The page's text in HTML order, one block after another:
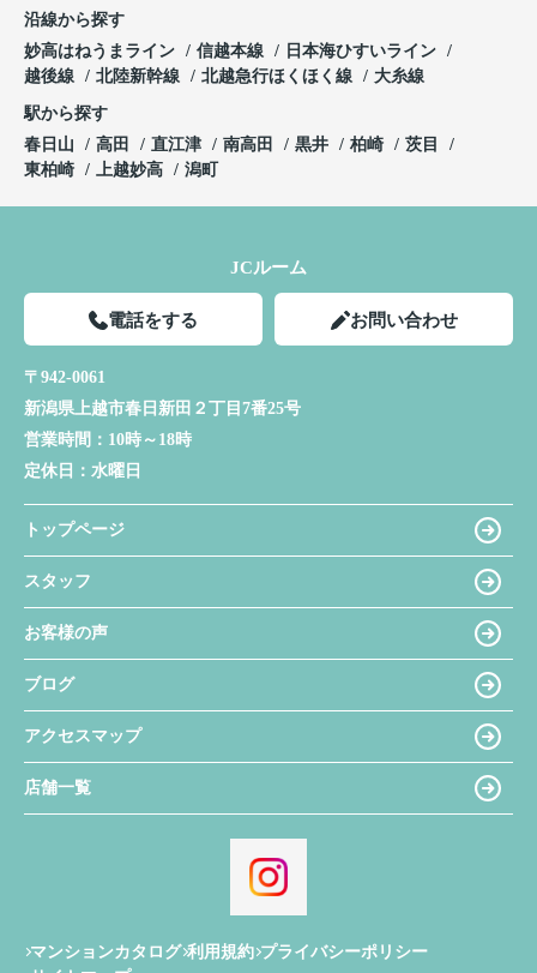
沿線から探す
妙高はねうまライン
信越本線
日本海ひすいライン
越後線
北陸新幹線 北越急行ほくほく線 大糸線
駅から探す
春日山
高田 直江津 南高田 黒井 柏崎
茨目
東柏崎
上越妙高 潟町
JCルーム
電話をする お問い合わせ
〒942-0061
新潟県上越市春日新田２丁目7番25号
営業時間： 10時～18時
定休日： 水曜日
トップページ
スタッフ
お客様の声
ブログ
アクセスマップ
店舗一覧
マンションカタログ 利用規約 プライバシーポリシー